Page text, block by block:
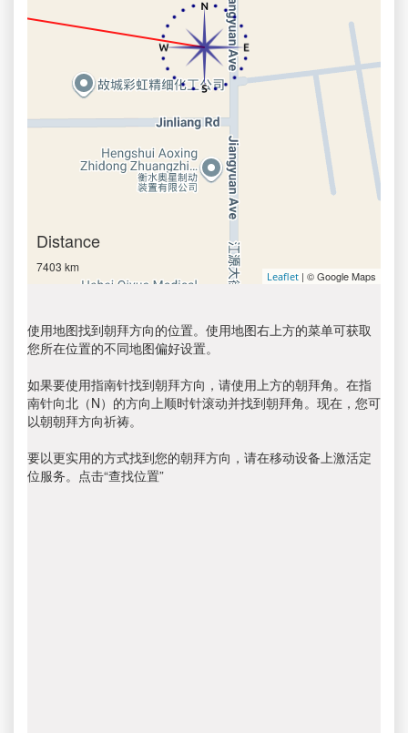
Distance
7403 km
Leaflet | © Google Maps
使用地图找到朝拜方向的位置。使用地图右上方的菜单可获取
您所在位置的不同地图偏好设置。
如果要使用指南针找到朝拜方向，请使用上方的朝拜角。在指
南针向北（N）的方向上顺时针滚动并找到朝拜角。现在，您可
以朝朝拜方向祈祷。
要以更实用的方式找到您的朝拜方向，请在移动设备上激活定
位服务。点击“查找位置”